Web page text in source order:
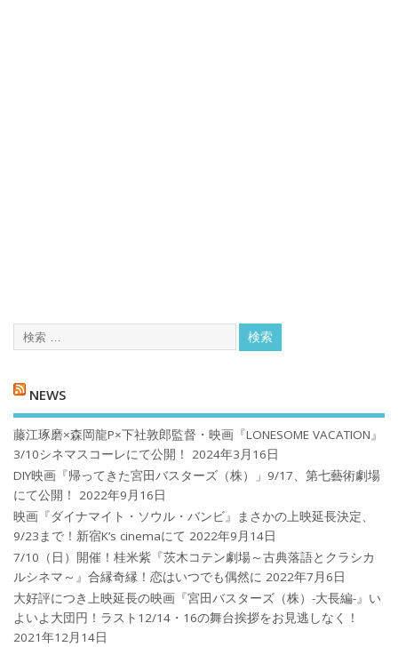
NEWS
藤江琢磨×森岡龍P×下社敦郎監督・映画『LONESOME VACATION』
3/10シネマスコーレにて公開！
2024年3月16日
DIY映画『帰ってきた宮田バスターズ（株）」9/17、第七藝術劇場
にて公開！
2022年9月16日
映画『ダイナマイト・ソウル・バンビ』まさかの上映延長決定、
9/23まで！新宿K’s cinemaにて 2022年9月14日
7/10（日）開催！桂米紫『茨木コテン劇場～古典落語とクラシカ
ルシネマ～』合縁奇縁！恋はいつでも偶然に 2022年7月6日
大好評につき上映延長の映画『宮田バスターズ（株）-大長編-』い
よいよ大団円！ラスト12/14・16の舞台挨拶をお見逃しなく！
2021年12月14日